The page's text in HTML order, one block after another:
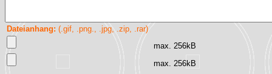
Dateianhang: (.gif, .png., .jpg, .zip, .rar)
max. 256kB
max. 256kB